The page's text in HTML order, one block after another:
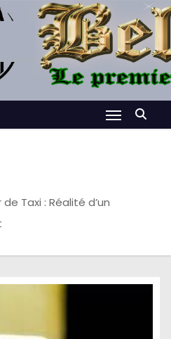
Taxi : Réalité d’un